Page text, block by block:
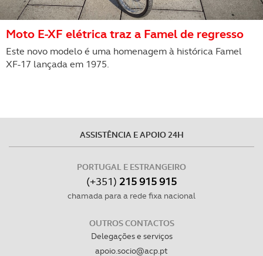
Moto E-XF elétrica traz a Famel de regresso
Este novo modelo é uma homenagem à histórica Famel
XF-17 lançada em 1975.
ASSISTÊNCIA E APOIO 24H
PORTUGAL E ESTRANGEIRO
(+351) 215 915 915
chamada para a rede fixa nacional
OUTROS CONTACTOS
Delegações e serviços
apoio.socio@acp.pt